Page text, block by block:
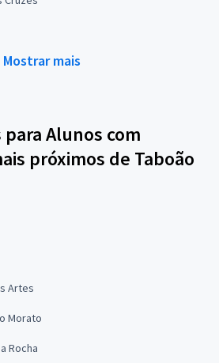
Mostrar mais
Alunos com
próximos de Taboão
Artes
Morato
Rocha